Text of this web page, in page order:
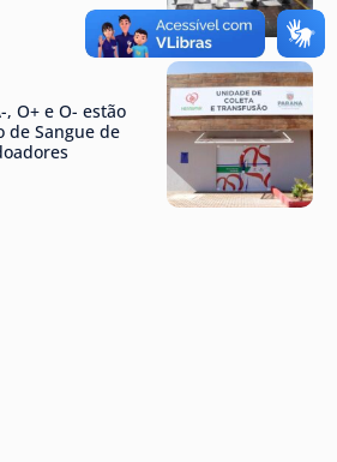
O+ e O- estão
de Sangue de